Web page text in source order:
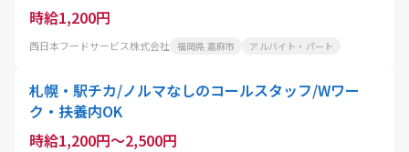
時給1,200円
西日本フードサービス株式会社 福岡県 嘉麻市 アルバイト・パート
札幌・駅チカ/ノルマなしのコールスタッフ/Wワー
ク・扶養内OK
時給1,200円～2,500円